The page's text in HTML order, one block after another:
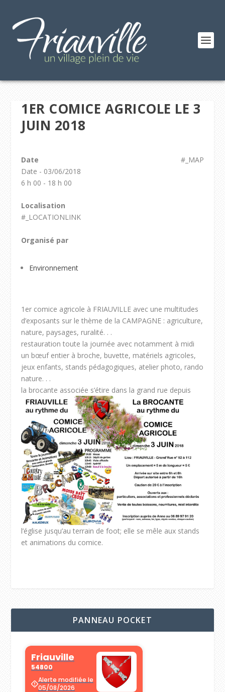
1ER COMICE AGRICOLE LE 3
JUIN 2018
#_MAP
Date
Date - 03/06/2018
6 h 00 - 18 h 00
Localisation
#_LOCATIONLINK
Organisé par
Environnement
1er comice agricole à FRIAUVILLE avec une multitudes
d’exposants sur le thème de la CAMPAGNE : agriculture,
nature, paysages, ruralité. . .
restauration toute la journée avec notamment à midi
un bœuf entier à broche, buvette, matériels agricoles,
jeux enfants, stands pédagogiques, atelier photo, rando
nature. . .
la brocante associée s’étire dans la grand rue depuis
l’église jusqu’au terrain de foot; elle se mêle aux stands
et animations du comice.
PANNEAU POCKET